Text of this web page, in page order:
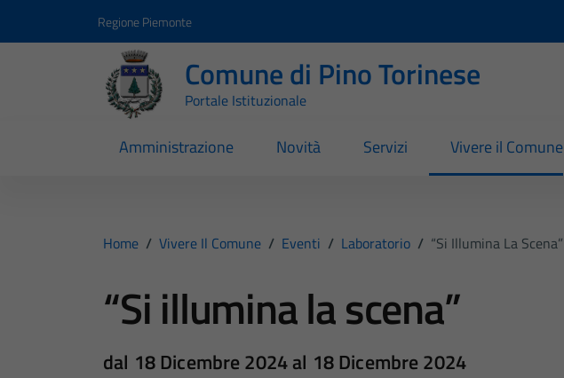
Regione Piemonte
Comune di Pino Torinese
Portale Istituzionale
Amministrazione Novità Servizi Vivere il Comune
Home / Vivere Il Comune / Eventi / Laboratorio / “Si Illumina La Scena”
“Si illumina la scena”
dal 18 Dicembre 2024 al 18 Dicembre 2024